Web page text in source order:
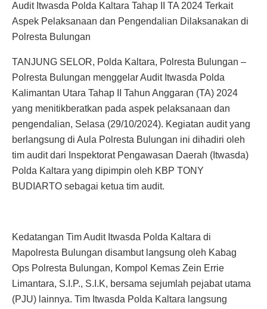
Audit Itwasda Polda Kaltara Tahap II TA 2024 Terkait
Aspek Pelaksanaan dan Pengendalian Dilaksanakan di
Polresta Bulungan
TANJUNG SELOR, Polda Kaltara, Polresta Bulungan –
Polresta Bulungan menggelar Audit Itwasda Polda
Kalimantan Utara Tahap II Tahun Anggaran (TA) 2024
yang menitikberatkan pada aspek pelaksanaan dan
pengendalian, Selasa (29/10/2024). Kegiatan audit yang
berlangsung di Aula Polresta Bulungan ini dihadiri oleh
tim audit dari Inspektorat Pengawasan Daerah (Itwasda)
Polda Kaltara yang dipimpin oleh KBP TONY
BUDIARTO sebagai ketua tim audit.
Kedatangan Tim Audit Itwasda Polda Kaltara di
Mapolresta Bulungan disambut langsung oleh Kabag
Ops Polresta Bulungan, Kompol Kemas Zein Errie
Limantara, S.I.P., S.I.K, bersama sejumlah pejabat utama
(PJU) lainnya. Tim Itwasda Polda Kaltara langsung